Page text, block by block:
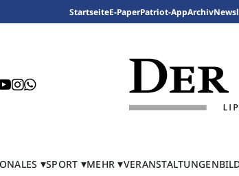
StartseiteE-PaperPatriot-AppArchiv
SPORT MEHR VERANSTALTUNGEN